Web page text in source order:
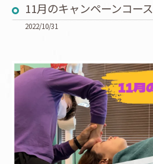
11月のキャンペーンコー
2022/10/31